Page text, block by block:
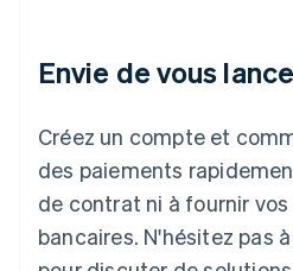
Envie de vous
Créez un compte et
des paiements
de contrat ni à fournir
bancaires. N'hésitez pas
Japon
Lettonie
English
Liechtenstein
DeutschEnglish
Lituanie